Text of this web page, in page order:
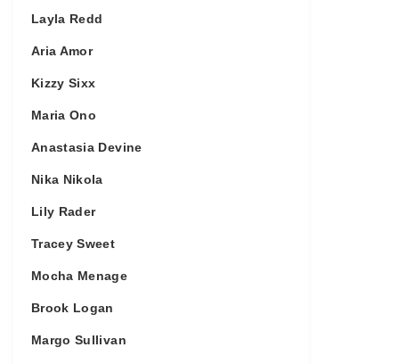
Layla Redd
Aria Amor
Kizzy Sixx
Maria Ono
Anastasia Devine
Nika Nikola
Lily Rader
Tracey Sweet
Mocha Menage
Brook Logan
Margo Sullivan